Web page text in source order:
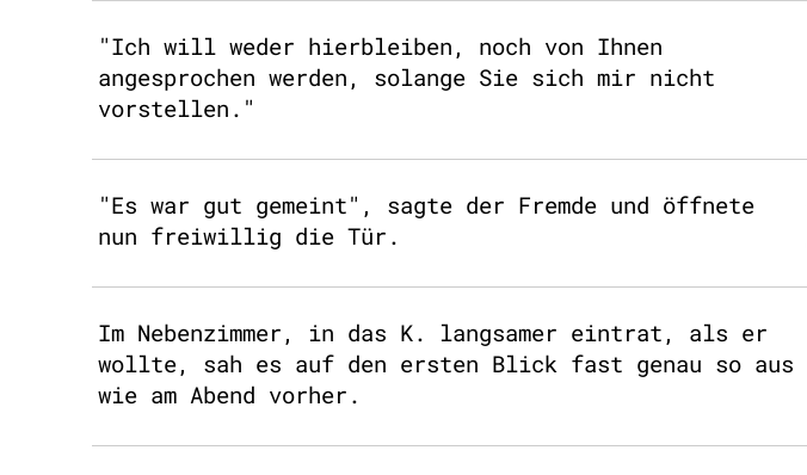
"Ich will weder hierbleiben, noch von Ihnen
angesprochen werden, solange Sie sich mir nicht
vorstellen."
"Es war gut gemeint", sagte der Fremde und öffnete
nun freiwillig die Tür.
Im Nebenzimmer, in das K. langsamer eintrat, als er
wollte, sah es auf den ersten Blick fast genau so aus
wie am Abend vorher.